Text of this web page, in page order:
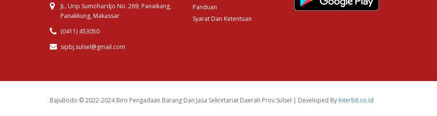
JL. Urip Sumohardjo No. 269, Panaikang,
Panakkung, Makassar
(0411) 453050
sipbj.sulsel@gmail.com
Panduan
Syarat Dan Ketentuan
BajuBodo © 2022-2024 Biro Pengadaan Barang Dan Jasa Sekretariat Daerah Prov.Sulsel | Developed By Interbit.co.id